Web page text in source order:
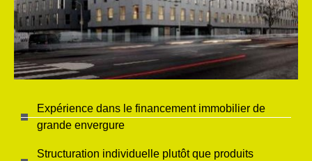
Expérience dans le financement immobilier de
grande envergure
Structuration individuelle plutôt que produits